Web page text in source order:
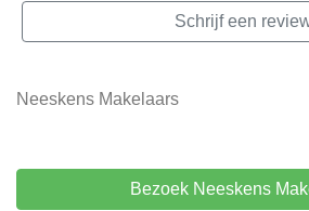
Schrijf een
Neeskens Makelaars
Bezoek Neeskens